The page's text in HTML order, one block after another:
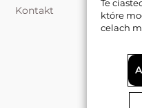
Kontakt
Te
które
celach